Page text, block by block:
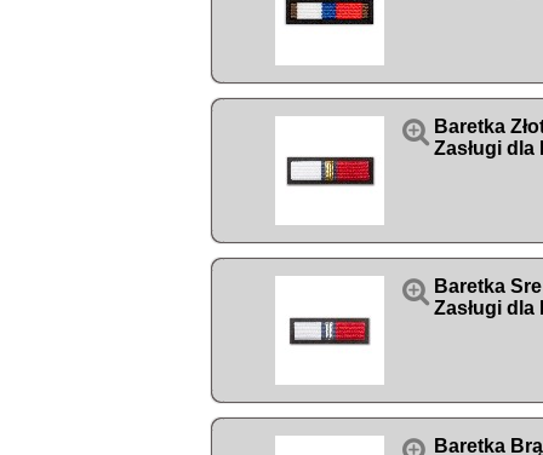
 Baretka
Zasługi dla
 Baretka
Zasługi dla
Baretka